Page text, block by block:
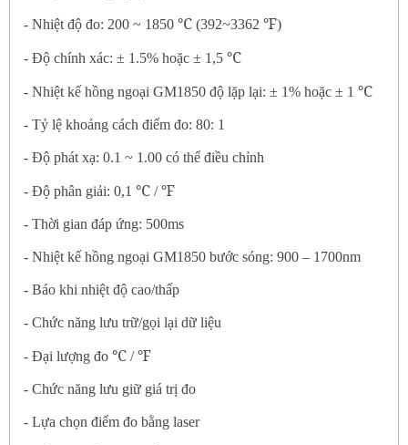
- Nhiệt độ đo: 200 ~ 1850 ℃ (392~3362 ℉)
- Độ chính xác: ± 1.5% hoặc ± 1,5 ℃
- Nhiệt kế hồng ngoại GM1850 độ lặp lại: ± 1% hoặc ± 1 ℃
- Tỷ lệ khoảng cách điểm đo: 80: 1
- Độ phát xạ: 0.1 ~ 1.00 có thể điều chỉnh
- Độ phân giải: 0,1 ℃ /℉
- Thời gian đáp ứng: 500ms
- Nhiệt kế hồng ngoại GM1850 bước sóng: 900 – 1700nm
- Báo khi nhiệt độ cao/thấp
- Chức năng lưu trữ/gọi lại dữ liệu
- Đại lượng đo ℃ /℉
- Chức năng lưu giữ giá trị đo
- Lựa chọn điểm đo bằng laser